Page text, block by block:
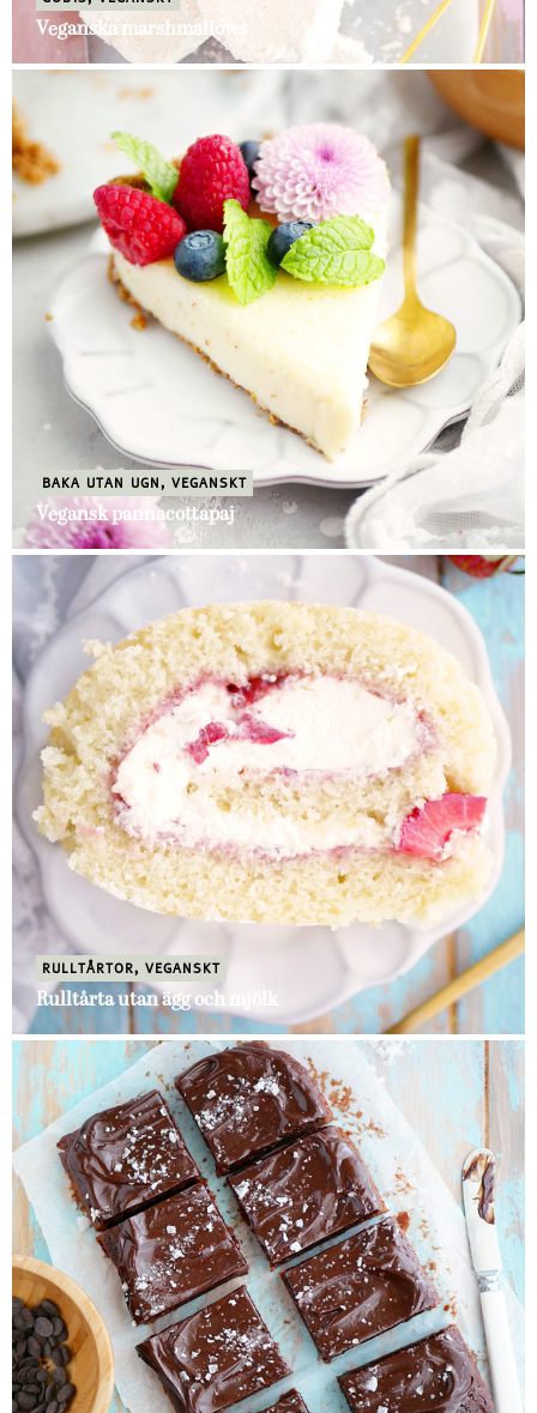
Veganska marshmallows
BAKA UTAN UGN, VEGANSKT
Vegansk pannacottapaj
RULLTÅRTOR, VEGANSKT
Rulltårta utan ägg och mjölk